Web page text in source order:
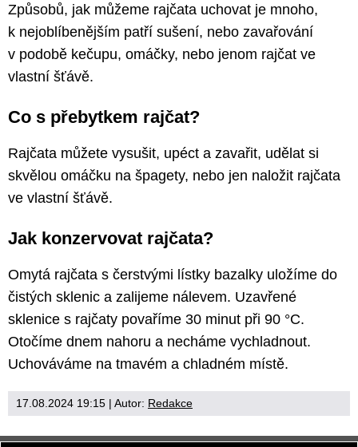
Způsobů, jak můžeme rajčata uchovat je mnoho,
k nejoblíbenějším patří sušení, nebo zavařování
v podobě kečupu, omáčky, nebo jenom rajčat ve
vlastní šťávě.
Co s přebytkem rajčat?
Rajčata můžete vysušit, upéct a zavařit, udělat si
skvělou omáčku na špagety, nebo jen naložit rajčata
ve vlastní šťávě.
Jak konzervovat rajčata?
Omytá rajčata s čerstvými lístky bazalky uložíme do
čistých sklenic a zalijeme nálevem. Uzavřené
sklenice s rajčaty povaříme 30 minut při 90 °C.
Otočíme dnem nahoru a necháme vychladnout.
Uchováváme na tmavém a chladném místě.
17.08.2024 19:15 | Autor: Redakce